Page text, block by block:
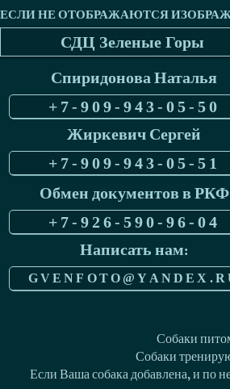
СДЦ Зеленые Горы
Спиридонова Наталья
+7-909-943-05-50
Жиркевич Сергей
+7-909-943-05-51
Обмен документов в РКФ
+7-926-590-96-04
Написать нам:
Собаки
Собаки
Если Ваша собака добавлена, и по